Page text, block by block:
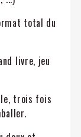
total du
livre, jeu
trois fois